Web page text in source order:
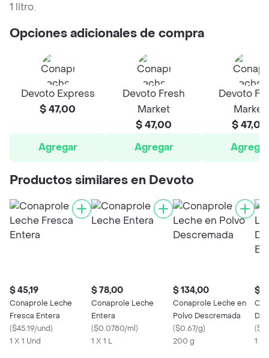
1 litro.
Opciones adicionales de compra
Devoto Express
$ 47,00
Agregar
Devoto Fresh
Market
$ 47,00
Agregar
Devoto
Market
$ 47,00
Agregar
Productos similares en Devoto
$ 45,19
Conaprole Leche
Fresca Entera
($45.19/und)
1 X 1 Und
$ 78,00
Conaprole Leche
Entera
($0.0780/ml)
1 X 1 L
$ 134,00
Conaprole Leche en
Polvo Descremada
($0.67/g)
200 g
$
(
1 L